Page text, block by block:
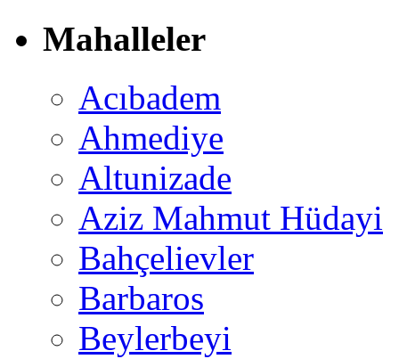
Mahalleler
Acıbadem
Ahmediye
Altunizade
Aziz Mahmut Hüdayi
Bahçelievler
Barbaros
Beylerbeyi